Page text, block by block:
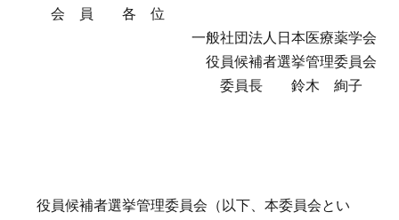
連携協力団体からのお知らせ
会員限定情報
会 員 各 位
一般社団法人日本医療薬学会
役員候補者選挙管理委員会
委員長 鈴木 絢子
役員候補者選挙管理委員会（以下、本委員会とい